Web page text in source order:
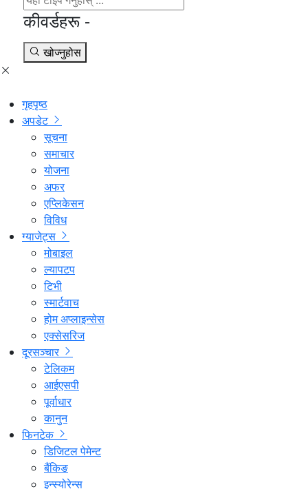
कीवर्डहरू -
खोज्नुहोस
गृहपृष्ठ
अपडेट
सूचना
समाचार
योजना
अफर
एप्लिकेसन
विविध
ग्याजेट्स
मोबाइल
ल्यापटप
टिभी
स्मार्टवाच
होम अप्लाइन्सेस
एक्सेसरिज
दूरसञ्चार
टेलिकम
आईएसपी
पूर्वाधार
कानुन
फिनटेक
डिजिटल पेमेन्ट
बैंकिङ
इन्स्योरेन्स